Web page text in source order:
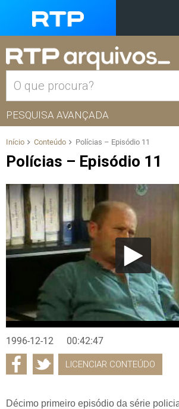
PESQUISA AVANÇADA
Início Conteúdo Polícias – Episódio 11
Polícias – Episódio 11
1996-12-12 00:42:47
LICENCIAR CONTEÚDO
Décimo primeiro episódio da série